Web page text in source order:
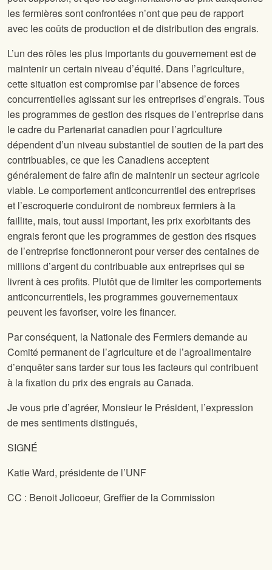
les fermières sont confrontées n’ont que peu de rapport
avec les coûts de production et de distribution des engrais.
L’un des rôles les plus importants du gouvernement est de
maintenir un certain niveau d’équité. Dans l’agriculture,
cette situation est compromise par l’absence de forces
concurrentielles agissant sur les entreprises d’engrais. Tous
les programmes de gestion des risques de l’entreprise dans
le cadre du Partenariat canadien pour l’agriculture
dépendent d’un niveau substantiel de soutien de la part des
contribuables, ce que les Canadiens acceptent
généralement de faire afin de maintenir un secteur agricole
viable. Le comportement anticoncurrentiel des entreprises
et l’escroquerie conduiront de nombreux fermiers à la
faillite, mais, tout aussi important, les prix exorbitants des
engrais feront que les programmes de gestion des risques
de l’entreprise fonctionneront pour verser des centaines de
millions d’argent du contribuable aux entreprises qui se
livrent à ces profits. Plutôt que de limiter les comportements
anticoncurrentiels, les programmes gouvernementaux
peuvent les favoriser, voire les financer.
Par conséquent, la Nationale des Fermiers demande au
Comité permanent de l’agriculture et de l’agroalimentaire
d’enquêter sans tarder sur tous les facteurs qui contribuent
à la fixation du prix des engrais au Canada.
Je vous prie d’agréer, Monsieur le Président, l’expression
de mes sentiments distingués,
SIGNÉ
Katie Ward, présidente de l’UNF
CC : Benoit Jolicoeur, Greffier de la Commission